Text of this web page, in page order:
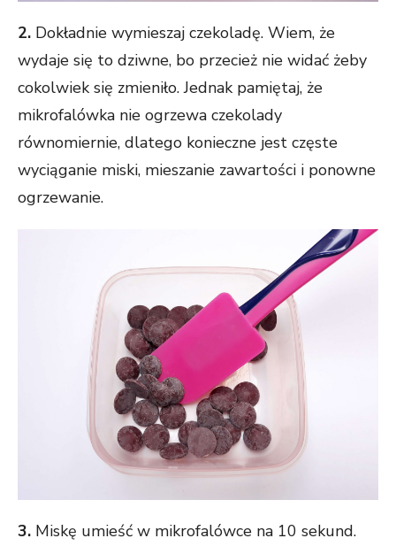
2. Dokładnie wymieszaj czekoladę. Wiem, że
wydaje się to dziwne, bo przecież nie widać żeby
cokolwiek się zmieniło. Jednak pamiętaj, że
mikrofalówka nie ogrzewa czekolady
równomiernie, dlatego konieczne jest częste
wyciąganie miski, mieszanie zawartości i ponowne
ogrzewanie.
3. Miskę umieść w mikrofalówce na 10 sekund.